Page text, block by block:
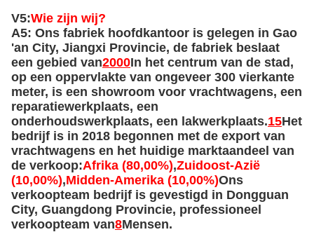
V5:Wie zijn wij?
A5: Ons fabriek hoofdkantoor is gelegen in Gao
'an City, Jiangxi Provincie, de fabriek beslaat
een gebied van2000In het centrum van de stad,
op een oppervlakte van ongeveer 300 vierkante
meter, is een showroom voor vrachtwagens, een
reparatiewerkplaats, een
onderhoudswerkplaats, een lakwerkplaats.15Het
bedrijf is in 2018 begonnen met de export van
vrachtwagens en het huidige marktaandeel van
de verkoop:Afrika (80,00%),Zuidoost-Azië
(10,00%),Midden-Amerika (10,00%)Ons
verkoopteam bedrijf is gevestigd in Dongguan
City, Guangdong Provincie, professioneel
verkoopteam van8Mensen.